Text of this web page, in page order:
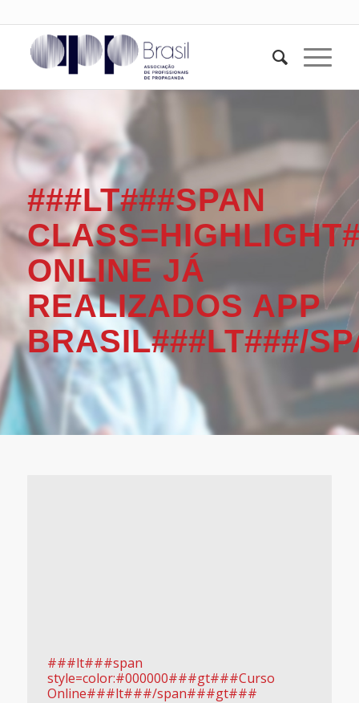
###LT###SPAN
ONLINE JÁ
REALIZADOS APP
BRASIL###LT###/
###lt###span
style=color:#000000###gt###Curso
Online###lt###/span###gt###